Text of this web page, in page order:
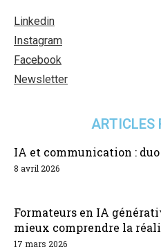
Linkedin
Instagram
Facebook
Newsletter
ARTICLES
IA et communication :
8 avril 2026
Formateurs en IA
mieux comprendre la
17 mars 2026